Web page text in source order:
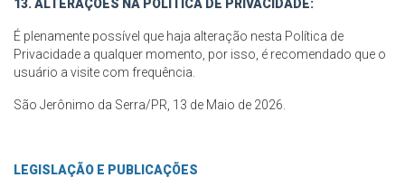
13. ALTERAÇÕES NA POLÍTICA DE PRIVACIDADE:
É plenamente possível que haja alteração nesta Política de
Privacidade a qualquer momento, por isso, é recomendado que o
usuário a visite com frequência.
São Jerônimo da Serra/PR, 13 de Maio de 2026.
LEGISLAÇÃO E PUBLICAÇÕES